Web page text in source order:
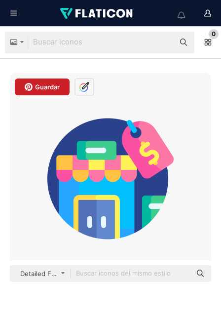
0
Guardar
Detailed Flat Circular Flat